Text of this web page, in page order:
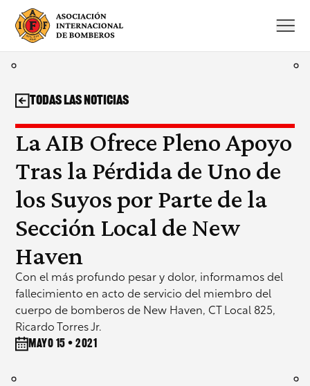
Saltar
contenido
La AIB Ofrece Pleno Apoyo
Tras la Pérdida de Uno de
los Suyos por Parte de la
Sección Local de New
Haven
Con el más profundo pesar y dolor, informamos del
fallecimiento en acto de servicio del miembro del
cuerpo de bomberos de New Haven, CT Local 825,
Ricardo Torres Jr.
mayo 15 • 2021
Todas las noticias